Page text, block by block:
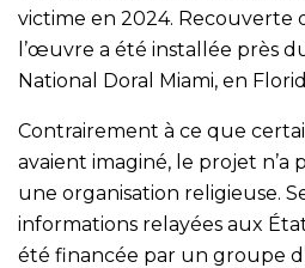
victime en 2024. Recouverte
l’œuvre a été installée près
National Doral Miami, en
Contrairement à ce que
avaient imaginé, le projet n’a
une organisation religieuse.
informations relayées aux
été financée par un groupe